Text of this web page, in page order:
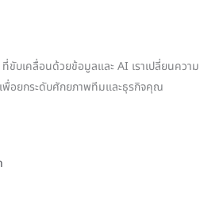
บเคลื่อนด้วยข้อมูลและ AI เราเปลี่ยนความ
พื่อยกระดับศักยภาพทีมและธุรกิจคุณ